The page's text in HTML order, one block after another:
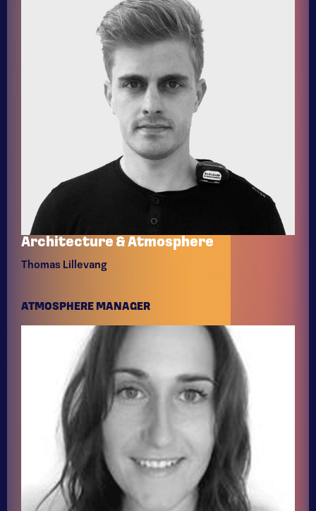
Architecture & Atmosphere
Thomas Lillevang
ATMOSPHERE MANAGER